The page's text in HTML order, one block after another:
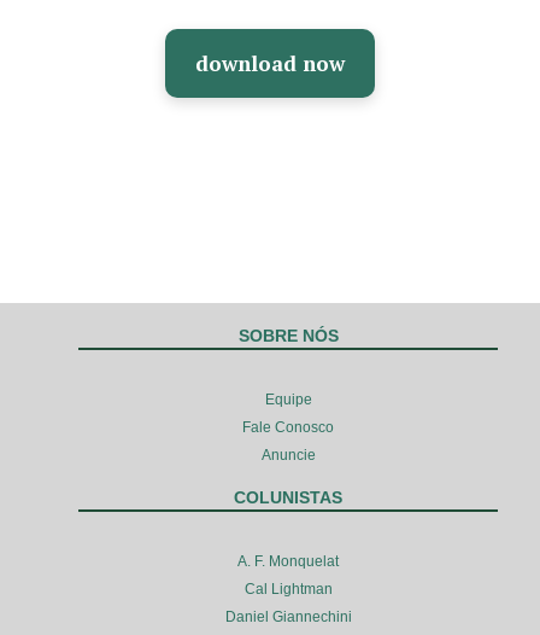
download now
SOBRE NÓS
Equipe
Fale Conosco
Anuncie
COLUNISTAS
A. F. Monquelat
Cal Lightman
Daniel Giannechini